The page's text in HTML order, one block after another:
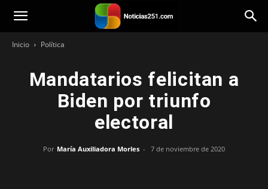
Noticias251
Inicio Política
Mandatarios felicitan a
Biden por triunfo
electoral
Por María Auxiliadora Morles - 7 de noviembre de 2020